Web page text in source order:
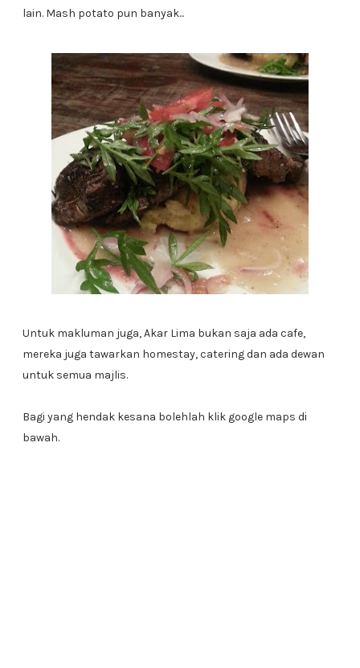
lain. Mash potato pun banyak...
Untuk makluman juga, Akar Lima bukan saja ada cafe,
mereka juga tawarkan homestay, catering dan ada dewan
untuk semua majlis.
Bagi yang hendak kesana bolehlah klik google maps di
bawah.